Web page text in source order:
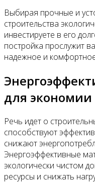
Выбирая прочные и
строительства
инвестируете в его
постройка прослужит
надежное и
для экономии
Речь идет о
способствуют
снижают
Энергоэффективные
экологически чистом
ресурсы и снижать